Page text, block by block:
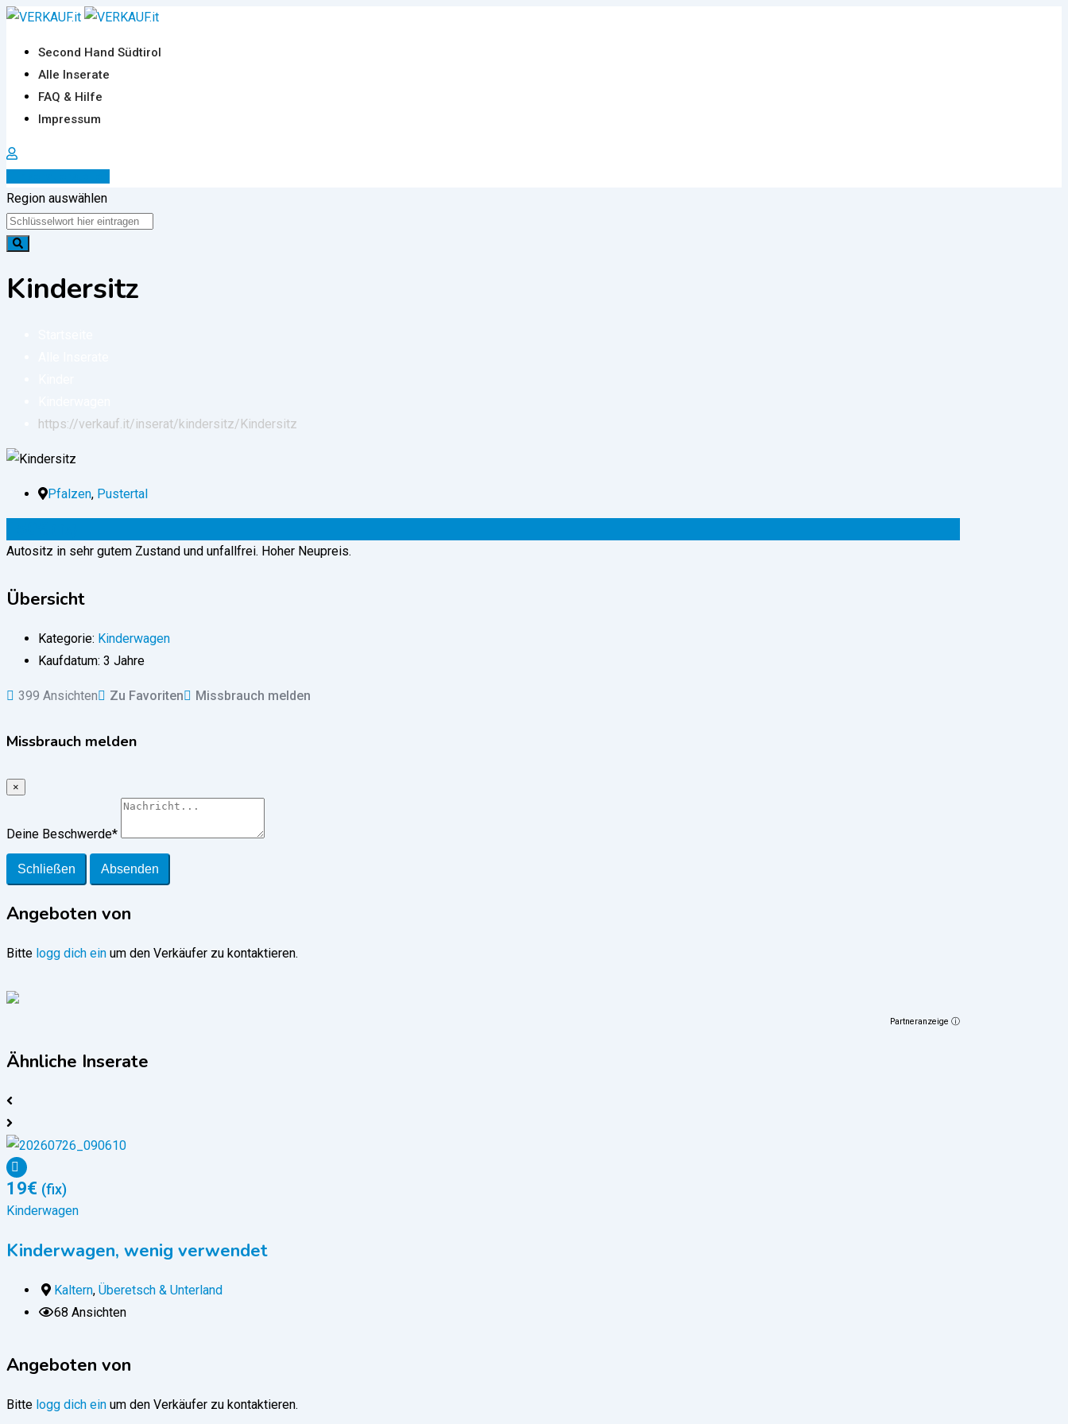
Zum
springen
Second Hand Südtirol
Alle Inserate
FAQ & Hilfe
Impressum
Region auswählen
Kindersitz
https://verkauf.it/inserat/kindersitz/ Kindersitz
Pfalzen, Pustertal
Autositz in sehr gutem Zustand und unfallfrei. Hoher Neupreis.
Übersicht
Kategorie: Kinderwagen
Kaufdatum: 3 Jahre
399 Ansichten Zu Favoriten Missbrauch melden
Missbrauch melden
×
Deine Beschwerde*
Schließen Absenden
Angeboten von
Bitte logg dich ein um den Verkäufer zu kontaktieren.
Partneranzeige ⓘ
Ähnliche Inserate
19€ (fix)
Kinderwagen
Kinderwagen, wenig verwendet
Kaltern, Überetsch & Unterland
68 Ansichten
Angeboten von
Bitte logg dich ein um den Verkäufer zu kontaktieren.